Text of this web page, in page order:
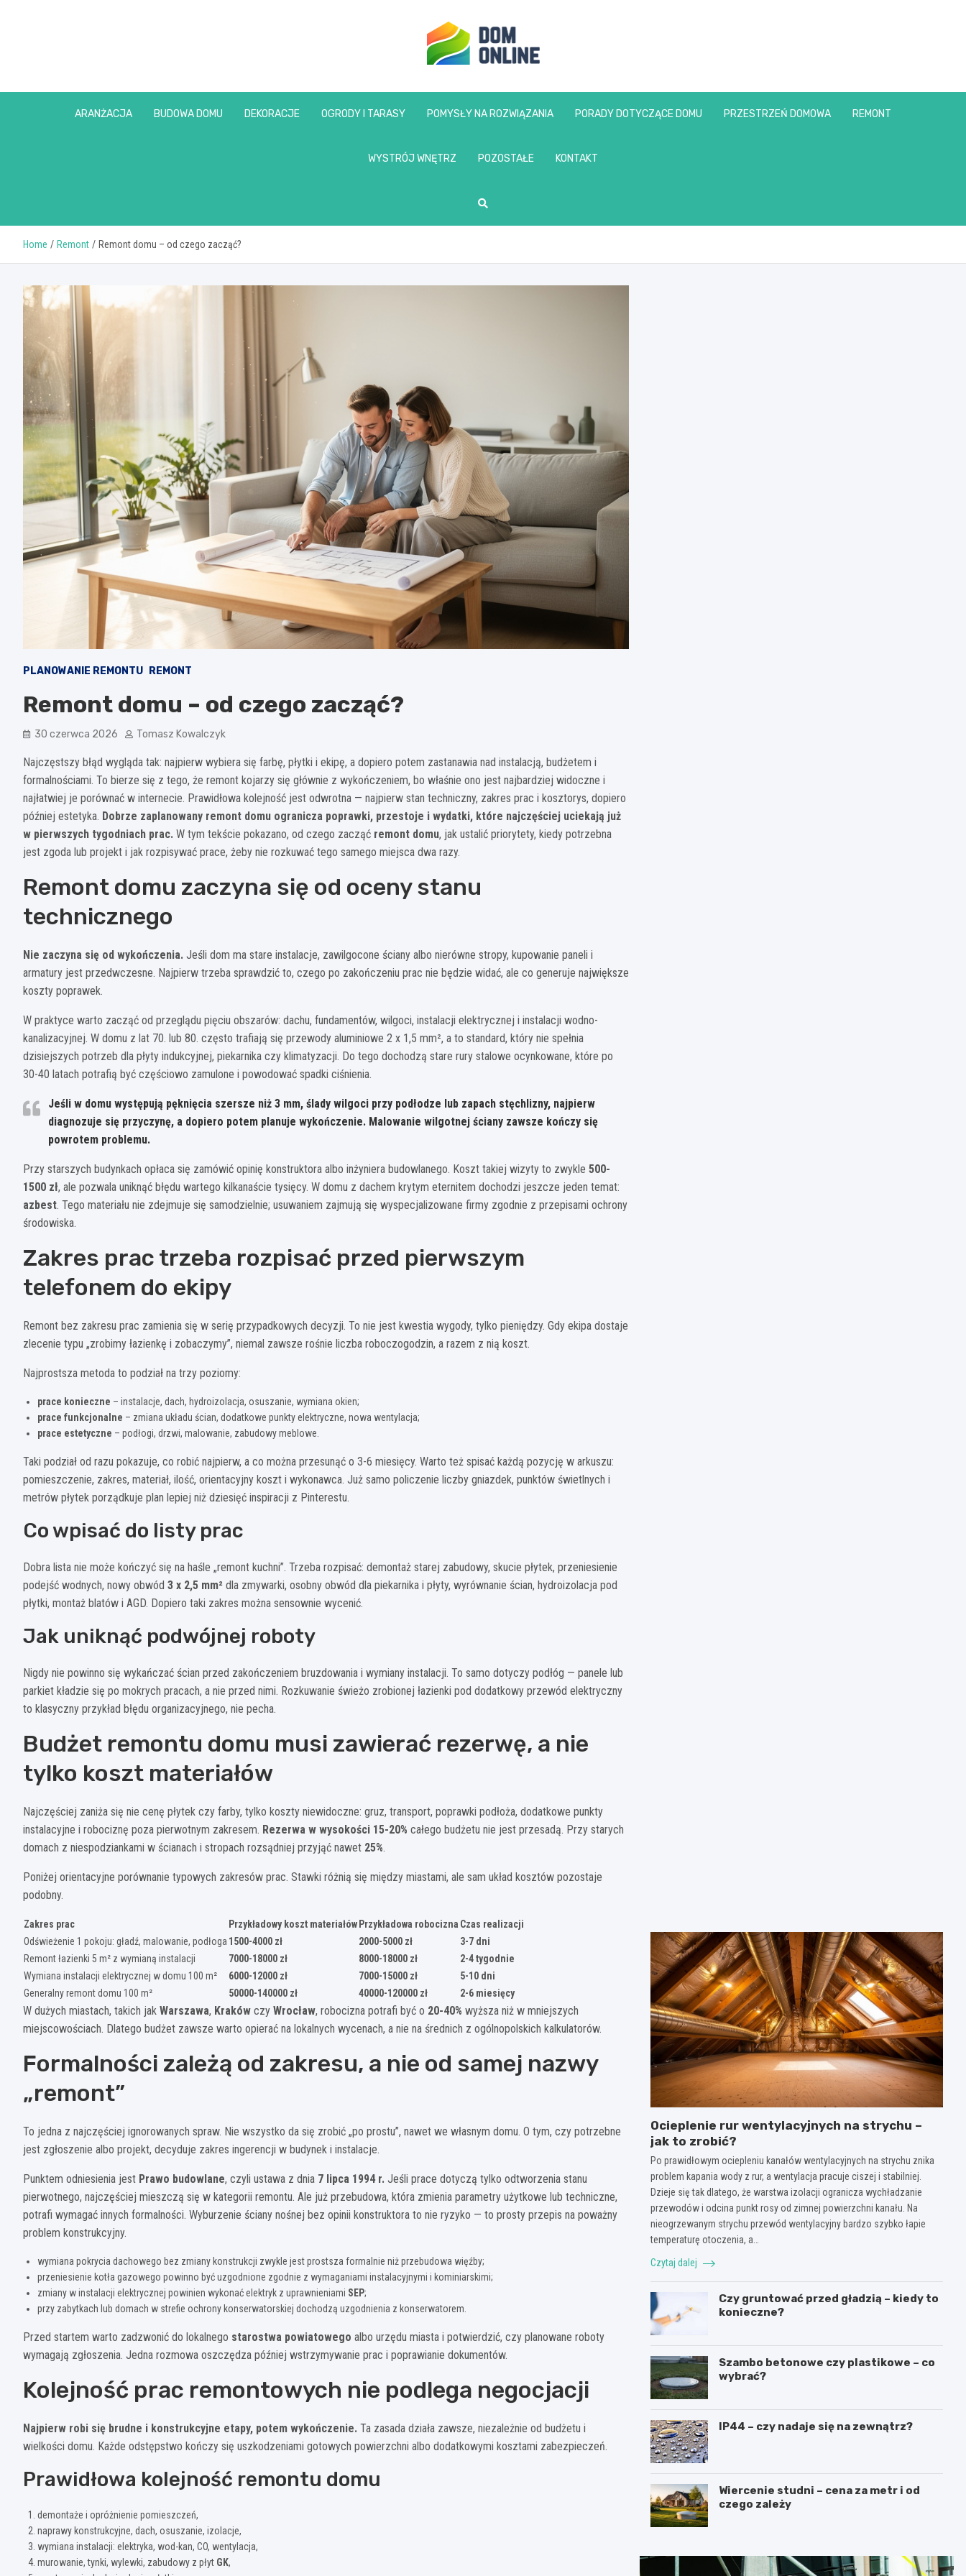
www.domonline.pl
ARANŻACJA BUDOWA DOMU DEKORACJE OGRODY I TARASY POMYSŁY NA ROZWIĄZANIA PORADY DOTYCZĄCE DOMU PRZESTRZEŃ DOMOWA REMONT
WYSTRÓJ WNĘTRZ POZOSTAŁE KONTAKT
Home Remont Remont domu – od czego zacząć?
PLANOWANIE REMONTU REMONT
Remont domu – od czego zacząć?
30 czerwca 2026 Tomasz Kowalczyk
Najczęstszy błąd wygląda tak: najpierw wybiera się farbę, płytki i ekipę, a dopiero potem zastanawia nad instalacją, budżetem i
formalnościami. To bierze się z tego, że remont kojarzy się głównie z wykończeniem, bo właśnie ono jest najbardziej widoczne i
najłatwiej je porównać w internecie. Prawidłowa kolejność jest odwrotna — najpierw stan techniczny, zakres prac i kosztorys, dopiero
później estetyka. Dobrze zaplanowany remont domu ogranicza poprawki, przestoje i wydatki, które najczęściej uciekają już
w pierwszych tygodniach prac. W tym tekście pokazano, od czego zacząć remont domu, jak ustalić priorytety, kiedy potrzebna
jest zgoda lub projekt i jak rozpisywać prace, żeby nie rozkuwać tego samego miejsca dwa razy.
Remont domu zaczyna się od oceny stanu
technicznego
Nie zaczyna się od wykończenia. Jeśli dom ma stare instalacje, zawilgocone ściany albo nierówne stropy, kupowanie paneli i
armatury jest przedwczesne. Najpierw trzeba sprawdzić to, czego po zakończeniu prac nie będzie widać, ale co generuje największe
koszty poprawek.
W praktyce warto zacząć od przeglądu pięciu obszarów: dachu, fundamentów, wilgoci, instalacji elektrycznej i instalacji wodno-
kanalizacyjnej. W domu z lat 70. lub 80. często trafiają się przewody aluminiowe 2 x 1,5 mm², a to standard, który nie spełnia
dzisiejszych potrzeb dla płyty indukcyjnej, piekarnika czy klimatyzacji. Do tego dochodzą stare rury stalowe ocynkowane, które po
30-40 latach potrafią być częściowo zamulone i powodować spadki ciśnienia.
Jeśli w domu występują pęknięcia szersze niż 3 mm, ślady wilgoci przy podłodze lub zapach stęchlizny, najpierw
diagnozuje się przyczynę, a dopiero potem planuje wykończenie. Malowanie wilgotnej ściany zawsze kończy się
powrotem problemu.
Przy starszych budynkach opłaca się zamówić opinię konstruktora albo inżyniera budowlanego. Koszt takiej wizyty to zwykle 500-
1500 zł, ale pozwala uniknąć błędu wartego kilkanaście tysięcy. W domu z dachem krytym eternitem dochodzi jeszcze jeden temat:
azbest. Tego materiału nie zdejmuje się samodzielnie; usuwaniem zajmują się wyspecjalizowane firmy zgodnie z przepisami ochrony
środowiska.
Zakres prac trzeba rozpisać przed pierwszym
telefonem do ekipy
Remont bez zakresu prac zamienia się w serię przypadkowych decyzji. To nie jest kwestia wygody, tylko pieniędzy. Gdy ekipa dostaje
zlecenie typu „zrobimy łazienkę i zobaczymy”, niemal zawsze rośnie liczba roboczogodzin, a razem z nią koszt.
Najprostsza metoda to podział na trzy poziomy:
prace konieczne – instalacje, dach, hydroizolacja, osuszanie, wymiana okien;
prace funkcjonalne – zmiana układu ścian, dodatkowe punkty elektryczne, nowa wentylacja;
prace estetyczne – podłogi, drzwi, malowanie, zabudowy meblowe.
Taki podział od razu pokazuje, co robić najpierw, a co można przesunąć o 3-6 miesięcy. Warto też spisać każdą pozycję w arkuszu:
pomieszczenie, zakres, materiał, ilość, orientacyjny koszt i wykonawca. Już samo policzenie liczby gniazdek, punktów świetlnych i
metrów płytek porządkuje plan lepiej niż dziesięć inspiracji z Pinterestu.
Co wpisać do listy prac
Dobra lista nie może kończyć się na haśle „remont kuchni”. Trzeba rozpisać: demontaż starej zabudowy, skucie płytek, przeniesienie
podejść wodnych, nowy obwód 3 x 2,5 mm² dla zmywarki, osobny obwód dla piekarnika i płyty, wyrównanie ścian, hydroizolacja pod
płytki, montaż blatów i AGD. Dopiero taki zakres można sensownie wycenić.
Jak uniknąć podwójnej roboty
Nigdy nie powinno się wykańczać ścian przed zakończeniem bruzdowania i wymiany instalacji. To samo dotyczy podłóg — panele lub
parkiet kładzie się po mokrych pracach, a nie przed nimi. Rozkuwanie świeżo zrobionej łazienki pod dodatkowy przewód elektryczny
to klasyczny przykład błędu organizacyjnego, nie pecha.
Budżet remontu domu musi zawierać rezerwę, a nie
tylko koszt materiałów
Najczęściej zaniża się nie cenę płytek czy farby, tylko koszty niewidoczne: gruz, transport, poprawki podłoża, dodatkowe punkty
instalacyjne i robociznę poza pierwotnym zakresem. Rezerwa w wysokości 15-20% całego budżetu nie jest przesadą. Przy starych
domach z niespodziankami w ścianach i stropach rozsądniej przyjąć nawet 25%.
Poniżej orientacyjne porównanie typowych zakresów prac. Stawki różnią się między miastami, ale sam układ kosztów pozostaje
podobny.
Zakres prac Przykładowy koszt materiałów Przykładowa robocizna Czas realizacji
Odświeżenie 1 pokoju: gładź, malowanie, podłoga 1500-4000 zł 2000-5000 zł
3-7 dni
Remont łazienki 5 m² z wymianą instalacji
7000-18000 zł 8000-18000 zł
2-4 tygodnie
Wymiana instalacji elektrycznej w domu 100 m²
6000-12000 zł 7000-15000 zł
5-10 dni
Generalny remont domu 100 m²
50000-140000 zł 40000-120000 zł 2-6 miesięcy
W dużych miastach, takich jak Warszawa, Kraków czy Wrocław, robocizna potrafi być o 20-40% wyższa niż w mniejszych
miejscowościach. Dlatego budżet zawsze warto opierać na lokalnych wycenach, a nie na średnich z ogólnopolskich kalkulatorów.
Formalności zależą od zakresu, a nie od samej nazwy
„remont”
To jedna z najczęściej ignorowanych spraw. Nie wszystko da się zrobić „po prostu”, nawet we własnym domu. O tym, czy potrzebne
jest zgłoszenie albo projekt, decyduje zakres ingerencji w budynek i instalacje.
Punktem odniesienia jest Prawo budowlane, czyli ustawa z dnia 7 lipca 1994 r. Jeśli prace dotyczą tylko odtworzenia stanu
pierwotnego, najczęściej mieszczą się w kategorii remontu. Ale już przebudowa, która zmienia parametry użytkowe lub techniczne,
potrafi wymagać innych formalności. Wyburzenie ściany nośnej bez opinii konstruktora to nie ryzyko — to prosty przepis na poważny
problem konstrukcyjny.
wymiana pokrycia dachowego bez zmiany konstrukcji zwykle jest prostsza formalnie niż przebudowa więźby;
przeniesienie kotła gazowego powinno być uzgodnione zgodnie z wymaganiami instalacyjnymi i kominiarskimi;
zmiany w instalacji elektrycznej powinien wykonać elektryk z uprawnieniami SEP;
przy zabytkach lub domach w strefie ochrony konserwatorskiej dochodzą uzgodnienia z konserwatorem.
Przed startem warto zadzwonić do lokalnego starostwa powiatowego albo urzędu miasta i potwierdzić, czy planowane roboty
wymagają zgłoszenia. Jedna rozmowa oszczędza później wstrzymywanie prac i poprawianie dokumentów.
Kolejność prac remontowych nie podlega negocjacji
Najpierw robi się brudne i konstrukcyjne etapy, potem wykończenie. Ta zasada działa zawsze, niezależnie od budżetu i
wielkości domu. Każde odstępstwo kończy się uszkodzeniami gotowych powierzchni albo dodatkowymi kosztami zabezpieczeń.
Prawidłowa kolejność remontu domu
demontaże i opróżnienie pomieszczeń,
naprawy konstrukcyjne, dach, osuszanie, izolacje,
wymiana instalacji: elektryka, wod-kan, CO, wentylacja,
murowanie, tynki, wylewki, zabudowy z płyt GK,
Ocieplenie rur wentylacyjnych na strychu –
jak to zrobić?
Po prawidłowym ociepleniu kanałów wentylacyjnych na strychu znika
problem kapania wody z rur, a wentylacja pracuje ciszej i stabilniej.
Dzieje się tak dlatego, że warstwa izolacji ogranicza wychładzanie
przewodów i odcina punkt rosy od zimnej powierzchni kanału. Na
nieogrzewanym strychu przewód wentylacyjny bardzo szybko łapie
temperaturę otoczenia, a…
Czytaj dalej
Czy gruntować przed gładzią – kiedy to
konieczne?
Szambo betonowe czy plastikowe – co
wybrać?
IP44 – czy nadaje się na zewnątrz?
Wiercenie studni – cena za metr i od
czego zależy